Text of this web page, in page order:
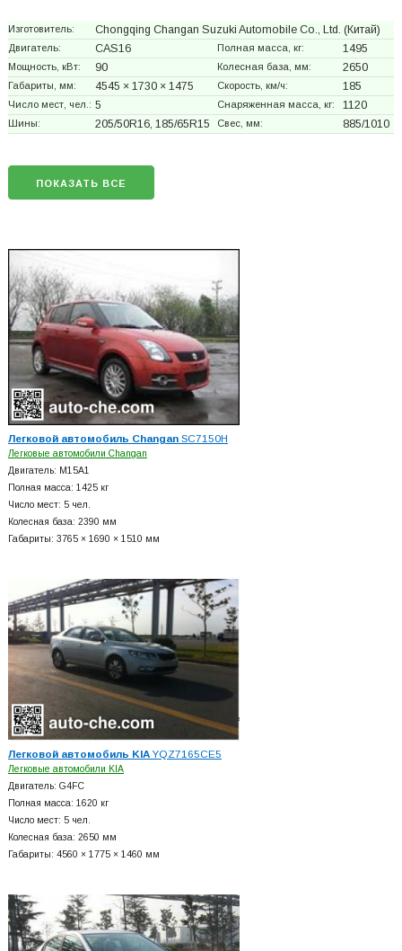
Изготовитель: Chongqing Changan Suzuki Automobile Co., Ltd. (Китай)
Двигатель: CAS16 Полная масса, кг: 1495
Мощность, кВт: 90 Колесная база, мм: 2650
Габариты, мм: 4545 × 1730 × 1475 Скорость, км/ч: 185
Число мест, чел.: 5 Снаряженная масса, кг: 1120
Шины: 205/50R16, 185/65R15 Свес, мм: 885/1010
ПОКАЗАТЬ ВСЕ
Легковой автомобиль ChanganSC7150H
Легковые автомобили Changan
Двигатель: M15A1
Полная масса: 1425 кг
Число мест: 5 чел.
Колесная база: 2390 мм
Габариты: 3765 × 1690 × 1510 мм
Легковой автомобиль KIAYQZ7165CE5
Легковые автомобили KIA
Двигатель: G4FC
Полная масса: 1620 кг
Число мест: 5 чел.
Колесная база: 2650 мм
Габариты: 4560 × 1775 × 1460 мм